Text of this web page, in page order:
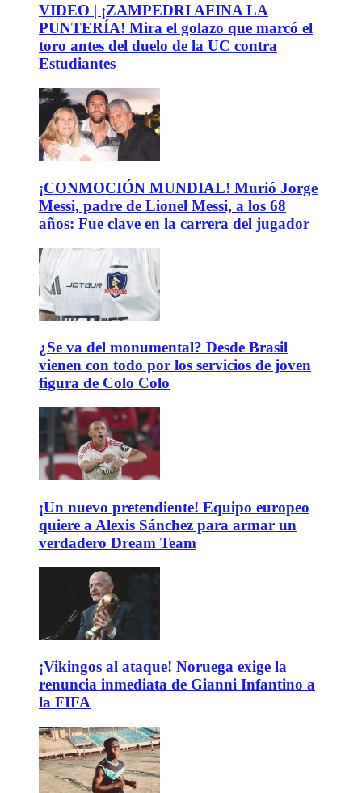
VIDEO | ¡ZAMPEDRI AFINA LA
PUNTERÍA! Mira el golazo que marcó el
toro antes del duelo de la UC contra
Estudiantes
¡CONMOCIÓN MUNDIAL! Murió Jorge
Messi, padre de Lionel Messi, a los 68
años: Fue clave en la carrera del jugador
¿Se va del monumental? Desde Brasil
vienen con todo por los servicios de joven
figura de Colo Colo
¡Un nuevo pretendiente! Equipo europeo
quiere a Alexis Sánchez para armar un
verdadero Dream Team
¡Vikingos al ataque! Noruega exige la
renuncia inmediata de Gianni Infantino a
la FIFA